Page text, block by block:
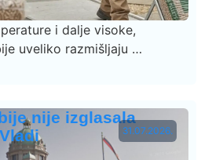
i dalje visoke,
uveliko razmišljaju …
31.07.2026.
nije izglasala